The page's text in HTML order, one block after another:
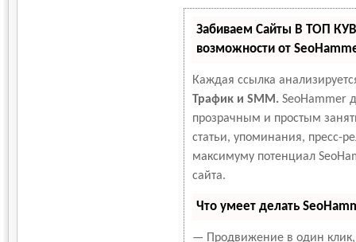
Забиваем Сайты В ТОП
возможности от
Каждая ссылка
Трафик и SMM. SeoHammer
прозрачным и простым
статьи, упоминания, пресс-
максимуму потенциал
сайта.
Что умеет делать
— Продвижение в один клик,